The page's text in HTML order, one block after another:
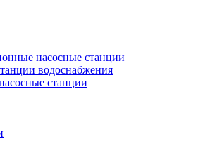
насосные станции
водоснабжения
станции